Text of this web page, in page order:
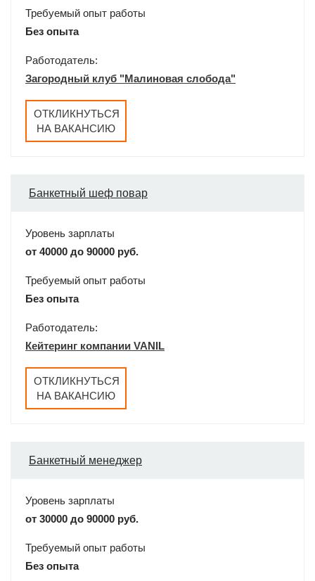
Требуемый опыт работы
Без опыта
Работодатель:
Загородный клуб "Малиновая слобода"
ОТКЛИКНУТЬСЯ
НА ВАКАНСИЮ
Банкетный шеф повар
Уровень зарплаты
от 40000 до 90000 руб.
Требуемый опыт работы
Без опыта
Работодатель:
Кейтеринг компании VANIL
ОТКЛИКНУТЬСЯ
НА ВАКАНСИЮ
Банкетный менеджер
Уровень зарплаты
от 30000 до 90000 руб.
Требуемый опыт работы
Без опыта